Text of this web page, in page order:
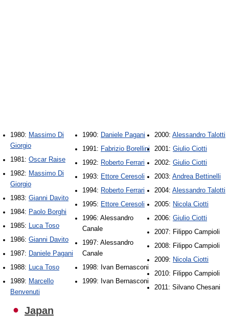
1980: Massimo Di
Giorgio
1981: Oscar Raise
1982: Massimo Di
Giorgio
1983: Gianni Davito
1984: Paolo Borghi
1985: Luca Toso
1986: Gianni Davito
1987: Daniele Pagani
1988: Luca Toso
1989: Marcello
Benvenuti
1990: Daniele Pagani
1991: Fabrizio Borellini
1992: Roberto Ferrari
1993: Ettore Ceresoli
1994: Roberto Ferrari
1995: Ettore Ceresoli
1996: Alessandro
Canale
1997: Alessandro
Canale
1998: Ivan Bernasconi
1999: Ivan Bernasconi
2000: Alessandro Talotti
2001: Giulio Ciotti
2002: Giulio Ciotti
2003: Andrea Bettinelli
2004: Alessandro Talotti
2005: Nicola Ciotti
2006: Giulio Ciotti
2007: Filippo Campioli
2008: Filippo Campioli
2009: Nicola Ciotti
2010: Filippo Campioli
2011: Silvano Chesani
Japan